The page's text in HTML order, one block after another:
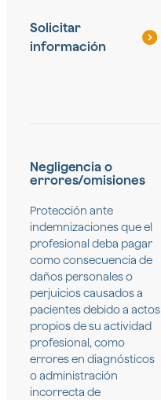
Solicitar
información
Negligencia o
errores/omisiones
Protección ante
indemnizaciones que el
profesional deba pagar
como consecuencia de
daños personales o
perjuicios causados a
pacientes debido a actos
propios de su actividad
profesional, como
errores en diagnósticos
o administración
incorrecta de